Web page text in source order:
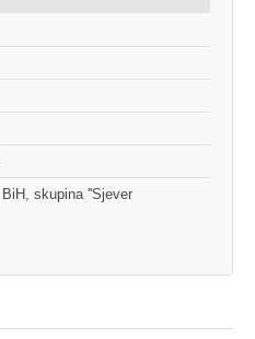
skupina ''Sjever